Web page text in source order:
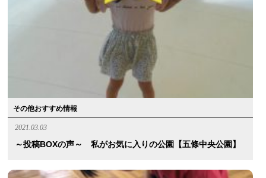
その他おすすめ情報
2021.03.03
～投稿BOXの声～ 私がお気に入りの公園【五條中央公園】